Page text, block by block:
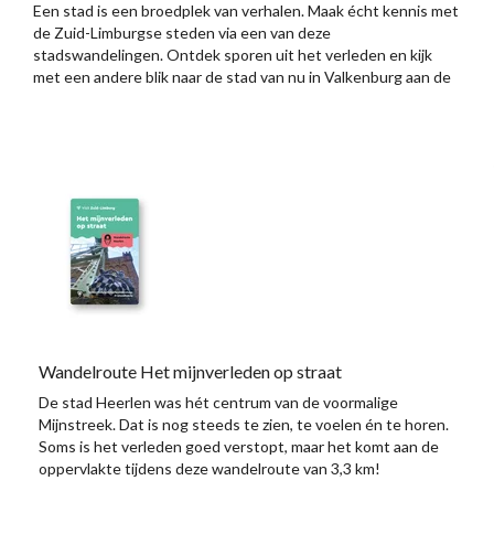
Brochures en kaarten
Plattegronden
Uit de streek
Ansichtkaarten
Een stad is een broedplek van verhalen. Maak écht kennis met
de Zuid-Limburgse steden via een van deze
stadswandelingen. Ontdek sporen uit het verleden en kijk
met een andere blik naar de stad van nu in Valkenburg aan de
Wandelroute Het mijnverleden op straat
De stad Heerlen was hét centrum van de voormalige
Mijnstreek. Dat is nog steeds te zien, te voelen én te horen.
Soms is het verleden goed verstopt, maar het komt aan de
oppervlakte tijdens deze wandelroute van 3,3 km!